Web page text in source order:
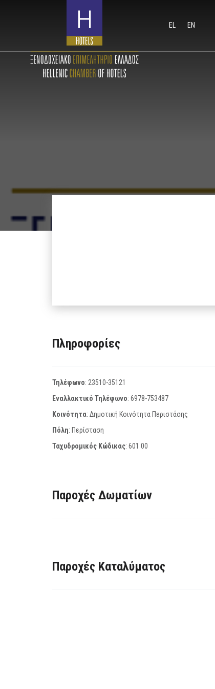
EL EN
Πληροφορίες
Τηλέφωνο: 23510-35121
Εναλλακτικό Τηλέφωνο: 6978-753487
Κοινότητα: Δημοτική Κοινότητα Περιστάσης
Πόλη: Περίσταση
Ταχυδρομικός Κώδικας: 601 00
Παροχές Δωματίων
Παροχές Καταλύματος